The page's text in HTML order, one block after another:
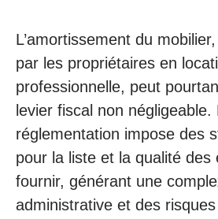
L’amortissement du
par les propriétaires en
professionnelle, peut
levier fiscal non négligeable.
réglementation impose des
pour la liste et la qualité des
fournir, générant une
administrative et des risques